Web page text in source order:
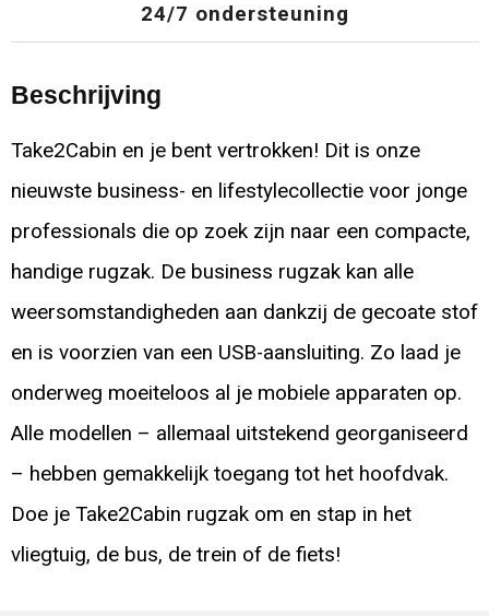
24/7 ondersteuning
Beschrijving
Take2Cabin en je bent vertrokken! Dit is onze
nieuwste business- en lifestylecollectie voor jonge
professionals die op zoek zijn naar een compacte,
handige rugzak. De business rugzak kan alle
weersomstandigheden aan dankzij de gecoate stof
en is voorzien van een USB-aansluiting. Zo laad je
onderweg moeiteloos al je mobiele apparaten op.
Alle modellen – allemaal uitstekend georganiseerd
– hebben gemakkelijk toegang tot het hoofdvak.
Doe je Take2Cabin rugzak om en stap in het
vliegtuig, de bus, de trein of de fiets!